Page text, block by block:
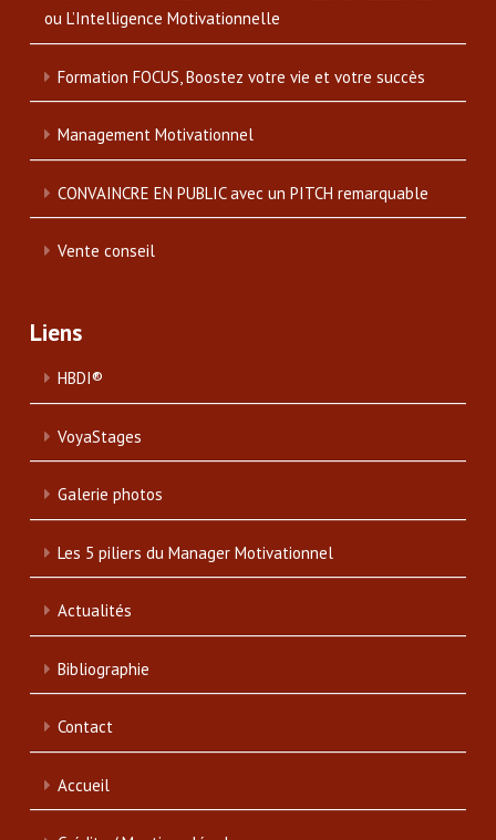
ou L’Intelligence Motivationnelle
Formation FOCUS, Boostez votre vie et votre succès
Management Motivationnel
CONVAINCRE EN PUBLIC avec un PITCH remarquable
Vente conseil
Liens
HBDI®
VoyaStages
Galerie photos
Les 5 piliers du Manager Motivationnel
Actualités
Bibliographie
Contact
Accueil